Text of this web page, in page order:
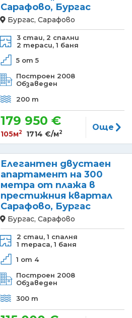
Сарафово, Бургас
Бургас, Сарафово
3 стаи, 2 спални
2 тераси, 1 баня
5 от 5
Построен 2008
Обзаведен
200 m
179 950 €
105м2 1714 €/м2
Още
Елегантен двустаен
апартамент на 300
метра от плажа в
престижния квартал
Сарафово, Бургас
Бургас, Сарафово
2 стаи, 1 спалня
1 тераса, 1 баня
1 от 4
Построен 2008
Обзаведен
300 m